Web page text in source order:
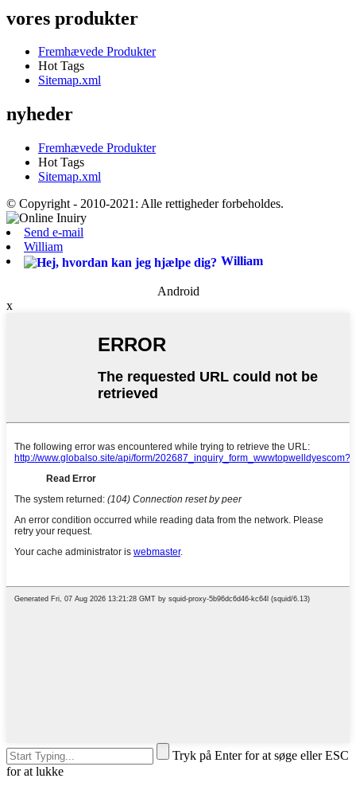
vores produkter
Fremhævede Produkter
Hot Tags
Sitemap.xml
nyheder
Fremhævede Produkter
Hot Tags
Sitemap.xml
© Copyright - 2010-2021: Alle rettigheder forbeholdes.
Send e-mail
William
William
Android
x
Tryk på Enter for at søge eller ESC
for at lukke